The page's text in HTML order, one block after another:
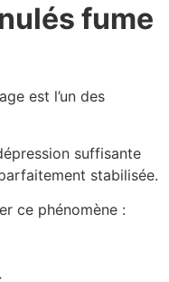
fume
est l’un des
suffisante
stabilisée.
ce phénomène :